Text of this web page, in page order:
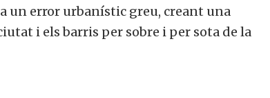
un error urbanístic greu, creant una
i els barris per sobre i per sota de la